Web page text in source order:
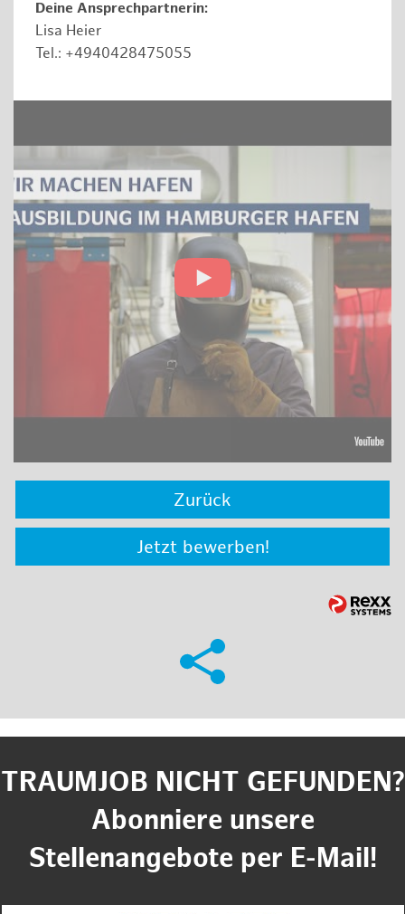
Deine Ansprechpartnerin:
Lisa Heier
Tel.: +4940428475055
Zurück
Jetzt bewerben!
TRAUMJOB NICHT GEFUNDEN?
Abonniere unsere
Stellenangebote per E-Mail!